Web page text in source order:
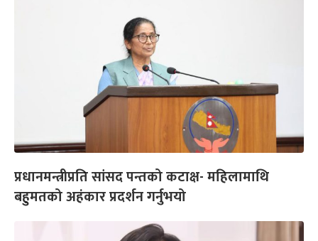
प्रधानमन्त्रीप्रति सांसद पन्तको कटाक्ष- महिलामाथि
बहुमतको अहंकार प्रदर्शन गर्नुभयो